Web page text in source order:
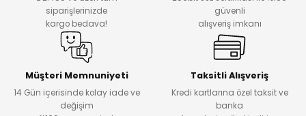
siparişlerinizde
kargo bedava!
güvenli
alışveriş imkanı
Müşteri Memnuniyeti
14 Gün içerisinde kolay iade ve
değişim
Taksitli Alışveriş
Kredi kartlarına özel taksit ve
banka